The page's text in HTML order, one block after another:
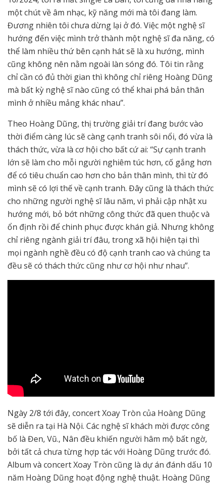
một chút về âm nhạc, kỹ năng mới mà tôi đang làm.
Đương nhiên tôi chưa dừng lại ở đó. Việc một nghệ sĩ
hướng đến việc mình trở thành một nghệ sĩ đa năng, có
thể làm nhiều thứ bên cạnh hát sẽ là xu hướng, mình
cũng không nên nằm ngoài làn sóng đó. Tôi tin rằng
chỉ cần có đủ thời gian thì không chỉ riêng Hoàng Dũng
mà bất kỳ nghệ sĩ nào cũng có thể khai phá bản thân
mình ở nhiều mảng khác nhau”.
Theo Hoàng Dũng, thị trường giải trí đang bước vào
thời điểm càng lúc sẽ càng cạnh tranh sôi nổi, đó vừa là
thách thức, vừa là cơ hội cho bất cứ ai: “Sự cạnh tranh
lớn sẽ làm cho mỗi người nghiêm túc hơn, cố gắng hơn
để có tiêu chuẩn cao hơn cho bản thân mình, thì từ đó
mình sẽ có lợi thế về cạnh tranh. Đây cũng là thách thức
cho những người nghệ sĩ lâu năm, vì phải cập nhật xu
hướng mới, bỏ bớt những công thức đã quen thuộc và
ổn định rồi để chinh phục được khán giả. Nhưng không
chỉ riêng ngành giải trí đâu, trong xã hội hiện tại thì
mọi ngành nghề đều có độ cạnh tranh cao và chúng ta
đều sẽ có thách thức cũng như cơ hội như nhau”.
Ngày 2/8 tới đây, concert Xoay Tròn của Hoàng Dũng
sẽ diễn ra tại Hà Nội. Các nghệ sĩ khách mời được công
bố là Đen, Vũ., Nân đều khiến người hâm mộ bất ngờ,
bởi tất cả chưa từng hợp tác với Hoàng Dũng trước đó.
Album và concert Xoay Tròn cũng là dự án đánh dấu 10
năm Hoàng Dũng hoạt động nghệ thuật. Hoàng Dũng